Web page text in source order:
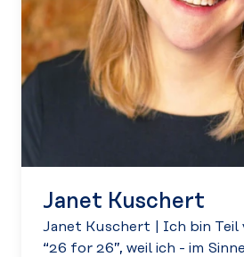
Janet Kuschert
Janet Kuschert
Ich bin Teil
“26 for 26”, weil ich - im